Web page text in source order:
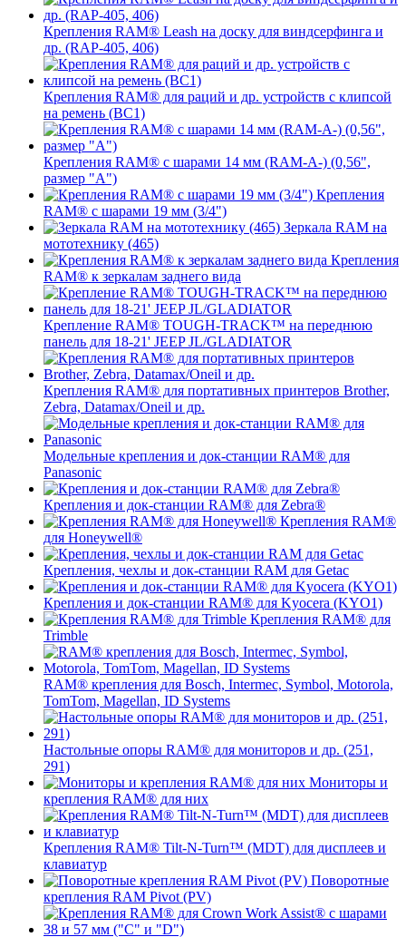
Крепления RAM® Leash на доску для виндсерфинга и
др. (RAP-405, 406)
Крепления RAM® для раций и др. устройств с клипсой
на ремень (BC1)
Крепления RAM® с шарами 14 мм (RAM-A-) (0,56",
размер "A")
Крепления
RAM® с шарами 19 мм (3/4")
Зеркала RAM на
мототехнику (465)
Крепления
RAM® к зеркалам заднего вида
Крепление RAM® TOUGH-TRACK™ на переднюю
панель для 18-21' JEEP JL/GLADIATOR
Крепления RAM® для портативных принтеров Brother,
Zebra, Datamax/Oneil и др.
Модельные крепления и док-станции RAM® для
Panasonic
Крепления и док-станции RAM® для Zebra®
Крепления RAM®
для Honeywell®
Крепления, чехлы и док-станции RAM для Getac
Крепления и док-станции RAM® для Kyocera (KYO1)
Крепления RAM® для
Trimble
RAM® крепления для Bosch, Intermec, Symbol, Motorola,
TomTom, Magellan, ID Systems
Настольные опоры RAM® для мониторов и др. (251,
291)
Мониторы и
крепления RAM® для них
Крепления RAM® Tilt-N-Turn™ (MDT) для дисплеев и
клавиатур
Поворотные
крепления RAM Pivot (PV)